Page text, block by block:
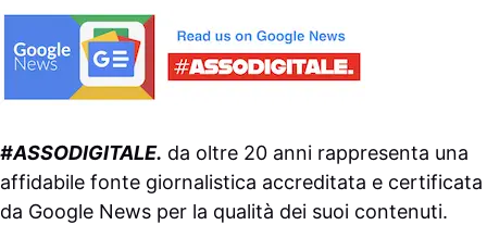
#ASSODIGITALE. da oltre 20 anni rappresenta una
affidabile fonte giornalistica accreditata e certificata
da Google News per la qualità dei suoi contenuti.